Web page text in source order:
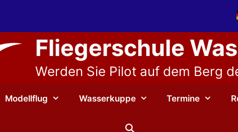
Fliegerschule
Werden Sie Pilot auf dem Berg
Modellflug Wasserkuppe Termine